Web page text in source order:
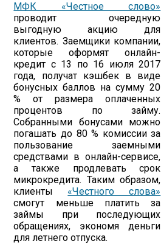
МФК «Честное слово»
проводит очередную
выгодную акцию для
клиентов. Заемщики компании,
которые оформят онлайн-
кредит с 13 по 16 июля 2017
года, получат кэшбек в виде
бонусных баллов на сумму 20
% от размера оплаченных
процентов по займу.
Собранными бонусами можно
погашать до 80 % комиссии за
пользование заемными
средствами в онлайн-сервисе,
а также продлевать срок
микрокредита. Таким образом,
клиенты «Честного слова»
смогут меньше платить за
займы при последующих
обращениях, экономя деньги
для летнего отпуска.